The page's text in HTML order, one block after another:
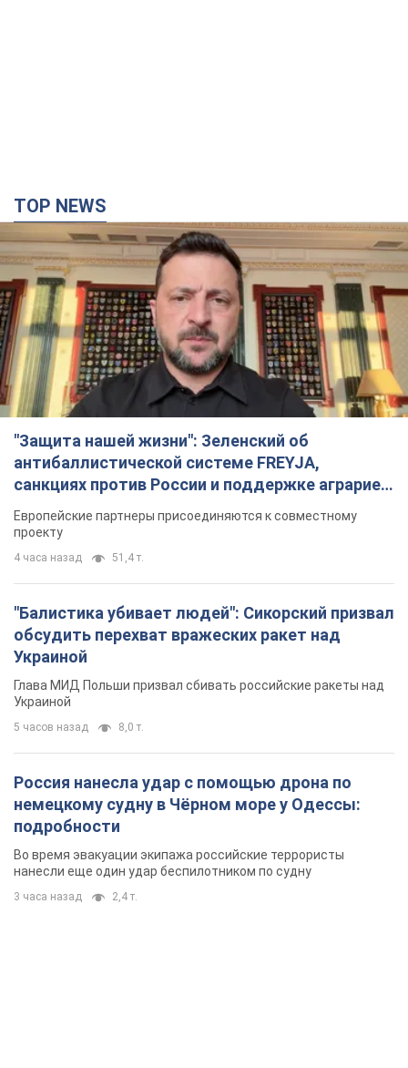
Видео
Европейские партнеры присоединяются к совместному
проекту
4 часа назад 51,4 т.
"Балистика убивает людей": Сикорский призвал
обсудить перехват вражеских ракет над
Украиной
Глава МИД Польши призвал сбивать российские ракеты над
Украиной
5 часов назад 8,0 т.
Россия нанесла удар с помощью дрона по
немецкому судну в Чёрном море у Одессы:
подробности
Во время эвакуации экипажа российские террористы
нанесли еще один удар беспилотником по судну
3 часа назад 2,4 т.